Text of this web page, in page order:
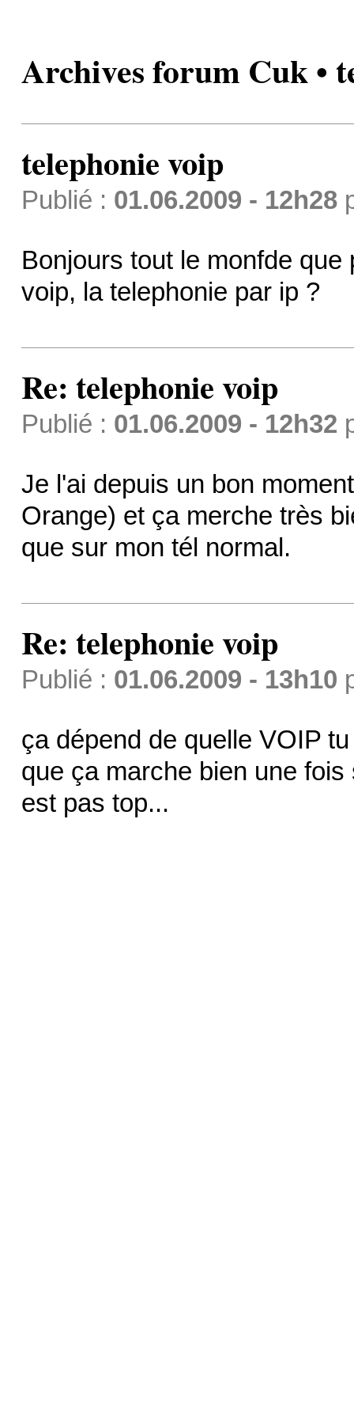
Archives forum Cuk •
telephonie voip
Publié : 01.06.2009 - 12h28
Bonjours tout le monfde
voip, la telephonie par ip ?
Re: telephonie voip
Publié : 01.06.2009 - 12h32
Je l'ai depuis un bon
Orange) et ça merche très
que sur mon tél normal.
Re: telephonie voip
Publié : 01.06.2009 - 13h10
ça dépend de quelle VOIP
que ça marche bien une
est pas top...